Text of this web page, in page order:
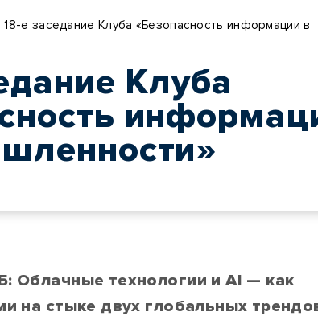
18-е заседание Клуба «Безопасность информации в
Клуба
Облачные технологии иAI — как
на стыке двух глобальных